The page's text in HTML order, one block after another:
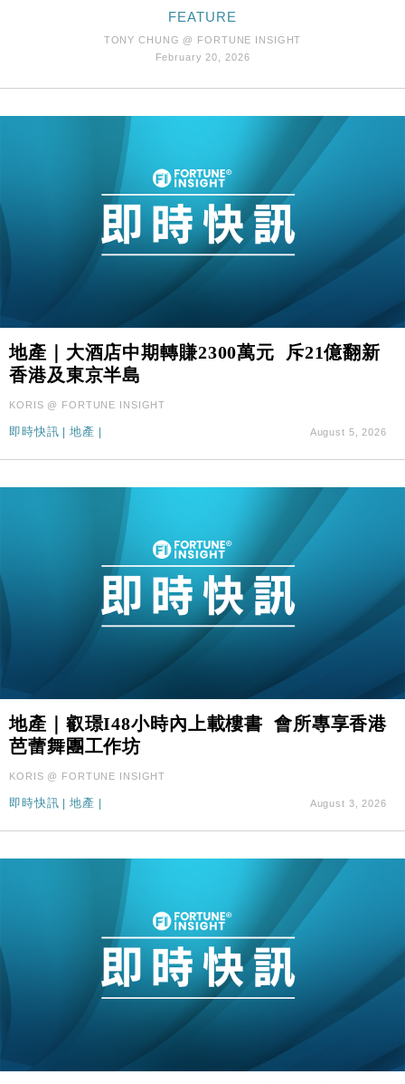
財經｜華僑銀行上半年淨利創新高 中期息增15%至
財經｜滙豐上調香港今年GDP預測至4.5% 看好貿易
損失近6900萬元
財經｜日經失守6.5萬點後回穩 全周仍升近2%
財經｜恒隆10月換帥 玩具「反」斗城亞洲CEO蔡德
粦接任
財經｜韓股反覆波動收跌 連挫7周創逾3年最長跌勢
12:44
財經｜日本春季三度入市撐日圓 4月單日斥6.28萬億
日圓干預創新高
11:12
國際｜特朗普料美伊戰事快結束 承認部分彈藥庫存緊
張
司
FEATURE
TONY CHUNG @ FORTUNE INSIGHT
February 20, 2026
地產｜大酒店中期轉賺2300萬元 斥21億翻新
香港及東京半島
KORIS @ FORTUNE INSIGHT
即時快訊 |地產 August 5, 2026
地產｜叡璟I48小時內上載樓書 會所專享香港
芭蕾舞團工作坊
KORIS @ FORTUNE INSIGHT
即時快訊 |地產 August 3, 2026